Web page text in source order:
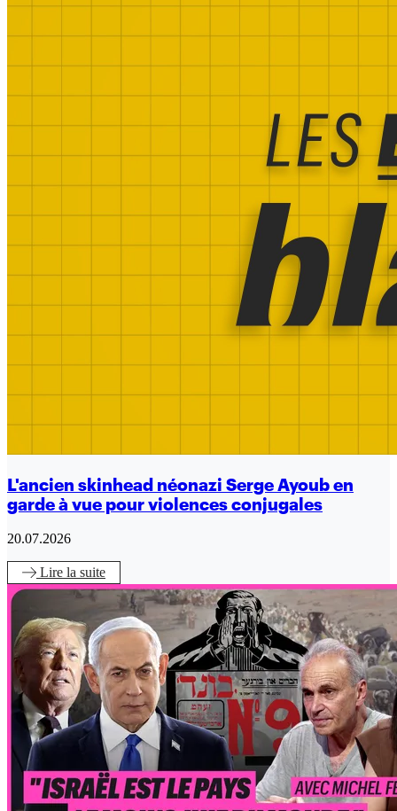
L'ancien skinhead néonazi Serge Ayoub en
garde à vue pour violences conjugales
20.07.2026
Lire la suite